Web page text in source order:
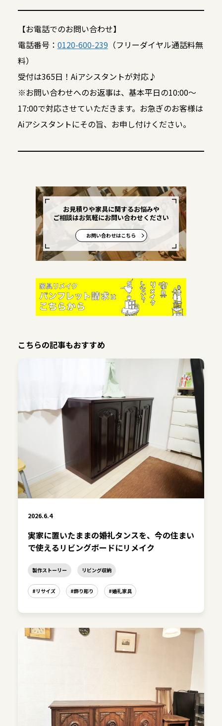
【お電話でのお問い合わせ】
電話番号： 0120-600-239（フリーダイヤル通話料無
料）
受付は365日！Aiアシスタントが対応♪
※お問い合わせへのお返事は、基本平日の10:00～
17:00で対応させていただきます。お急ぎのお客様は
Aiアシスタントにその旨、お申し付けください。
お見積りや家具に関するお悩みや
ご相談はお気軽にお問い合わせください
お問い合わせはこちら
こちらの記事もおすすめ
2026.6.4
実家に置いたままの婚礼タンスを、今の住まい
で使えるリビングボードにリメイク
製作ストーリー リビング収納
#リサイズ #飾り彫り #婚礼家具